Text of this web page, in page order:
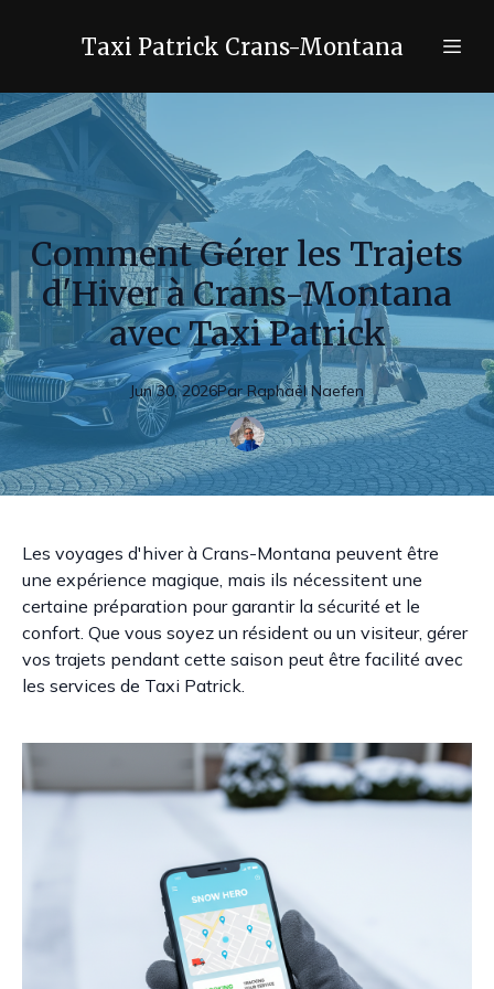
Taxi Patrick Crans-Montana
Comment Gérer les Trajets
d'Hiver à Crans-Montana
avec Taxi Patrick
Jun 30, 2026Par Raphaël Naefen
Les voyages d'hiver à Crans-Montana peuvent être
une expérience magique, mais ils nécessitent une
certaine préparation pour garantir la sécurité et le
confort. Que vous soyez un résident ou un visiteur, gérer
vos trajets pendant cette saison peut être facilité avec
les services de Taxi Patrick.